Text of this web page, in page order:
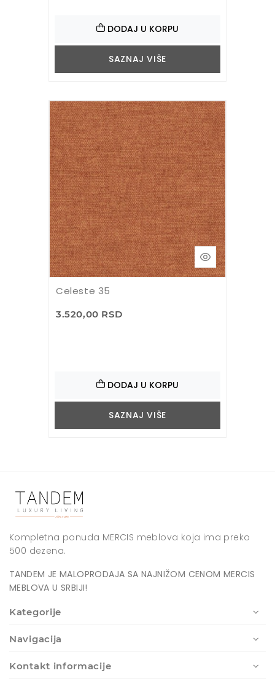
DODAJ U KORPU
SAZNAJ VIŠE
Celeste 35
3.520,00 RSD
DODAJ U KORPU
SAZNAJ VIŠE
Kompletna ponuda MERCIS meblova koja ima preko
500 dezena.
TANDEM JE MALOPRODAJA SA NAJNIŽOM CENOM MERCIS
MEBLOVA U SRBIJI!
Kategorije
Navigacija
Kontakt informacije